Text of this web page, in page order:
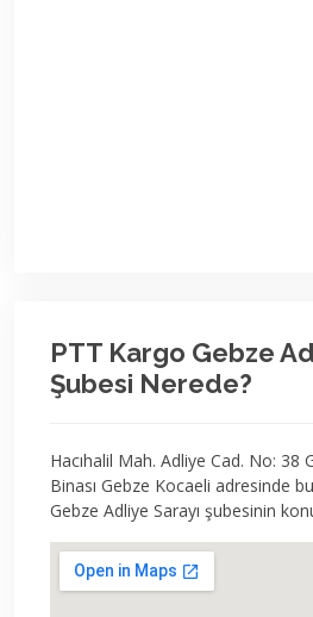
PTT Kargo Gebze
Şubesi Nerede?
Hacıhalil Mah. Adliye Cad. No: 38
Binası Gebze Kocaeli adresinde
Gebze Adliye Sarayı şubesinin